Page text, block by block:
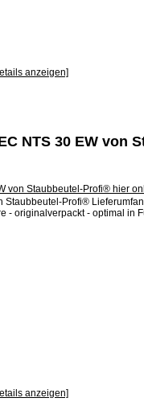
anzeigen]
NTS 30 EW von
Staubbeutel-Profi®
- originalverpackt - optimal in
anzeigen]